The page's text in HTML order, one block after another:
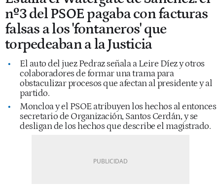
nº3 del PSOE pagaba con facturas
falsas a los 'fontaneros' que
torpedeaban a la Justicia
El auto del juez Pedraz señala a Leire Díez y otros
colaboradores de formar una trama para
obstaculizar procesos que afectan al presidente y al
partido.
Moncloa y el PSOE atribuyen los hechos al entonces
secretario de Organización, Santos Cerdán, y se
desligan de los hechos que describe el magistrado.